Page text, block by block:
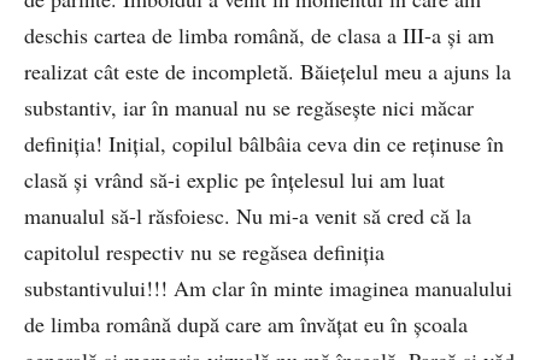
deschis cartea de limba română, de clasa a III-a și am
realizat cât este de incompletă. Băiețelul meu a ajuns la
substantiv, iar în manual nu se regăsește nici măcar
definiția! Inițial, copilul bâlbâia ceva din ce reținuse în
clasă și vrând să-i explic pe înțelesul lui am luat
manualul să-l răsfoiesc. Nu mi-a venit să cred că la
capitolul respectiv nu se regăsea definiția
substantivului!!! Am clar în minte imaginea manualului
de limba română după care am învățat eu în școala